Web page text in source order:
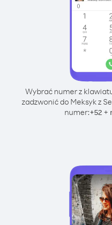
Wybrać numer z
zadzwonić do Meksyk z
numer:+52+